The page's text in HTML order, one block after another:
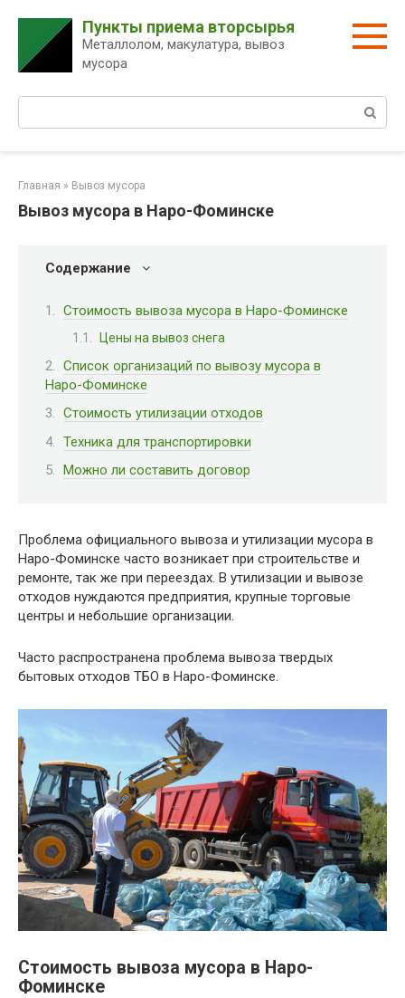
контенту
Пункты приема вторсырья
Металлолом, макулатура, вывоз
мусора
Главная » Вывоз мусора
Вывоз мусора в Наро-Фоминске
Содержание
Стоимость вывоза мусора в Наро-Фоминске
Цены на вывоз снега
Список организаций по вывозу мусора в
Наро-Фоминске
Стоимость утилизации отходов
Техника для транспортировки
Можно ли составить договор
Проблема официального вывоза и утилизации мусора в
Наро-Фоминске часто возникает при строительстве и
ремонте, так же при переездах. В утилизации и вывозе
отходов нуждаются предприятия, крупные торговые
центры и небольшие организации.
Часто распространена проблема вывоза твердых
бытовых отходов ТБО в Наро-Фоминске.
Стоимость вывоза мусора в Наро-
Фоминске